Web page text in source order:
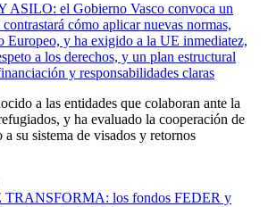
el Gobierno Vasco convoca un
cómo aplicar nuevas normas,
Europeo, y ha exigido a la UE inmediatez,
a los derechos, y un plan estructural
y responsabilidades claras
a las entidades que colaboran ante la
y ha evaluado la cooperación de
a su sistema de visados y retornos
TRANSFORMA: los fondos FEDER y